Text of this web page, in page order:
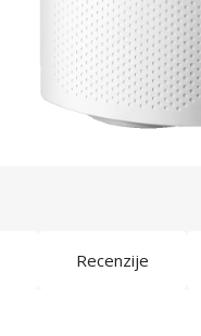
Recenzije